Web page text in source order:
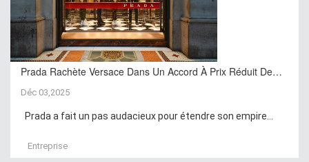
Prada Rachète Versace Dans Un Accord À Prix Réduit De…
Déc 03,2025
Prada a fait un pas audacieux pour étendre son empire...
Entreprise